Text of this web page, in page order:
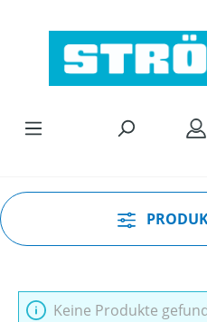
Keine Produkte